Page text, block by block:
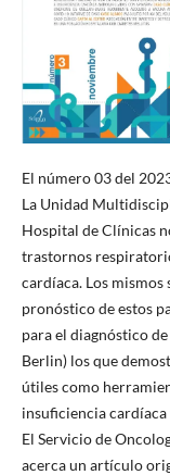
El número 03 del
La Unidad
Hospital de Clínicas
trastornos
cardíaca. Los
pronóstico de estos
para el diagnóstico
Berlin) los que
útiles como
insuficiencia
El Servicio de
acerca un artículo